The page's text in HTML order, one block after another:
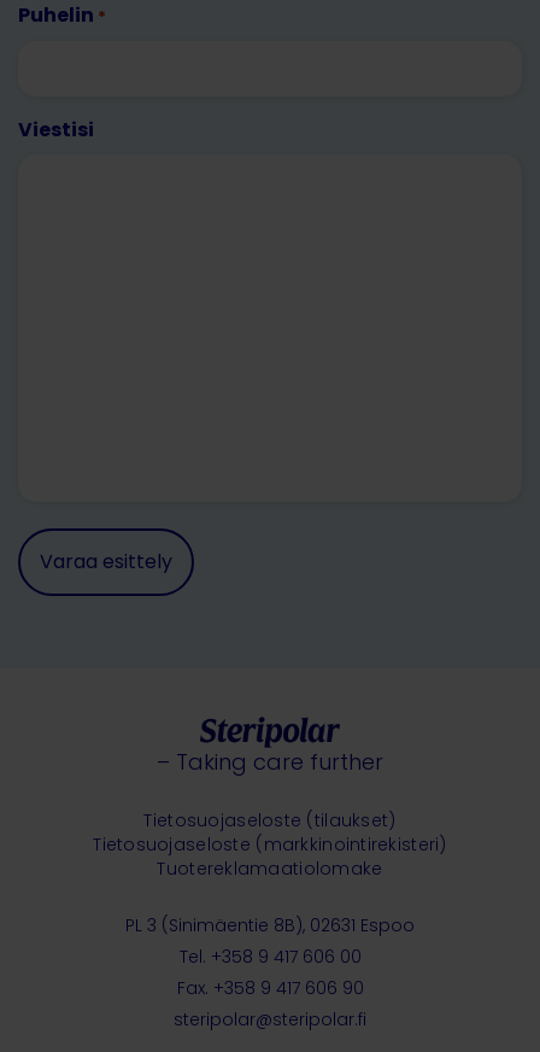
Puhelin *
Viestisi
– Taking care further
PL 3 (Sinimäentie 8B), 02631 Espoo
Tel. +358 9 417 606 00
Fax. +358 9 417 606 90
steripolar@steripolar.fi
Tietosuojaseloste (tilaukset)
Tietosuojaseloste (markkinointirekisteri)
Tuotereklamaatiolomake